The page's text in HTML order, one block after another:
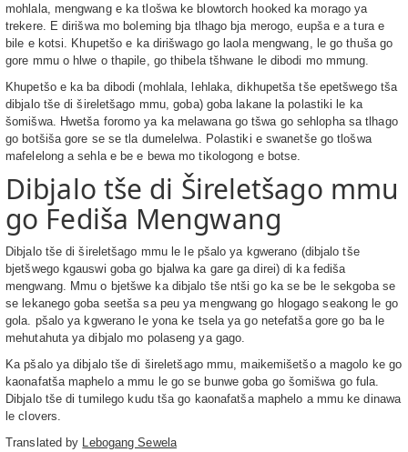
mohlala, mengwang e ka tlošwa ke blowtorch hooked ka morago ya
trekere. E dirišwa mo boleming bja tlhago bja merogo, eupša e a tura e
bile e kotsi. Khupetšo e ka dirišwago go laola mengwang, le go thuša go
gore mmu o hlwe o thapile, go thibela tšhwane le dibodi mo mmung.
Khupetšo e ka ba dibodi (mohlala, lehlaka, dikhupetša tše epetšwego tša
dibjalo tše di šireletšago mmu, goba) goba lakane la polastiki le ka
šomišwa. Hwetša foromo ya ka melawana go tšwa go sehlopha sa tlhago
go botšiša gore se se tla dumelelwa. Polastiki e swanetše go tlošwa
mafelelong a sehla e be e bewa mo tikologong e botse.
Dibjalo tše di Šireletšago mmu
go Fediša Mengwang
Dibjalo tše di šireletšago mmu le le pšalo ya kgwerano (dibjalo tše
bjetšwego kgauswi goba go bjalwa ka gare ga direi) di ka fediša
mengwang. Mmu o bjetšwe ka dibjalo tše ntši go ka se be le sekgoba se
se lekanego goba seetša sa peu ya mengwang go hlogago seakong le go
gola. pšalo ya kgwerano le yona ke tsela ya go netefatša gore go ba le
mehutahuta ya dibjalo mo polaseng ya gago.
Ka pšalo ya dibjalo tše di šireletšago mmu, maikemišetšo a magolo ke go
kaonafatša maphelo a mmu le go se bunwe goba go šomišwa go fula.
Dibjalo tše di tumilego kudu tša go kaonafatša maphelo a mmu ke dinawa
le clovers.
Translated by Lebogang Sewela